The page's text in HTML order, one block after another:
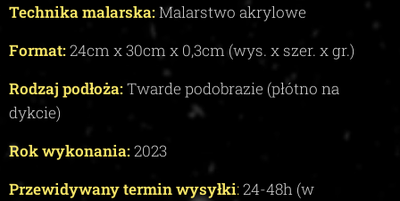
Technika malarska:Malarstwo akrylowe
Format:24cm x30cm x 0,3cm (wys. x szer. x gr.)
Rodzaj podłoża:Twarde podobrazie (płótno na
dykcie)
Rok wykonania:2023
Przewidywany termin wysyłki:24-48h (w